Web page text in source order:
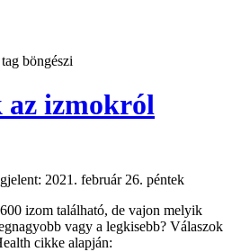
böngészi
az izmokról
2021. február 26. péntek
izom található, de vajon melyik
vagy a legkisebb? Válaszok
cikke alapján: